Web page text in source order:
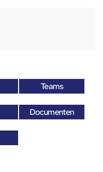
Teams
Documenten